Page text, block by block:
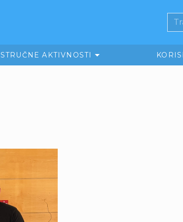
STRUČNE AKTIVNOSTI